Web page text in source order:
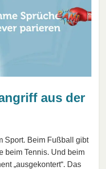
aus der
Sport. Beim Fußball gibt
beim Tennis. Und beim
„ausgekontert“. Das